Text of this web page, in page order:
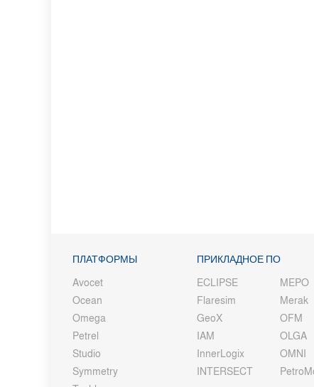
ПЛАТФОРМЫ
Avocet
Ocean
Omega
Petrel
Studio
Symmetry
ПРИКЛАДНОЕ ПО
ECLIPSE
Flaresim
GeoX
IAM
InnerLogix
INTERSECT
MEPO
Merak
OFM
OLGA
OMNI